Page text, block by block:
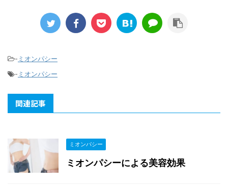
- ミオンパシー
- ミオンパシー
関連記事
ミオンパシー
ミオンパシーによる美容効果